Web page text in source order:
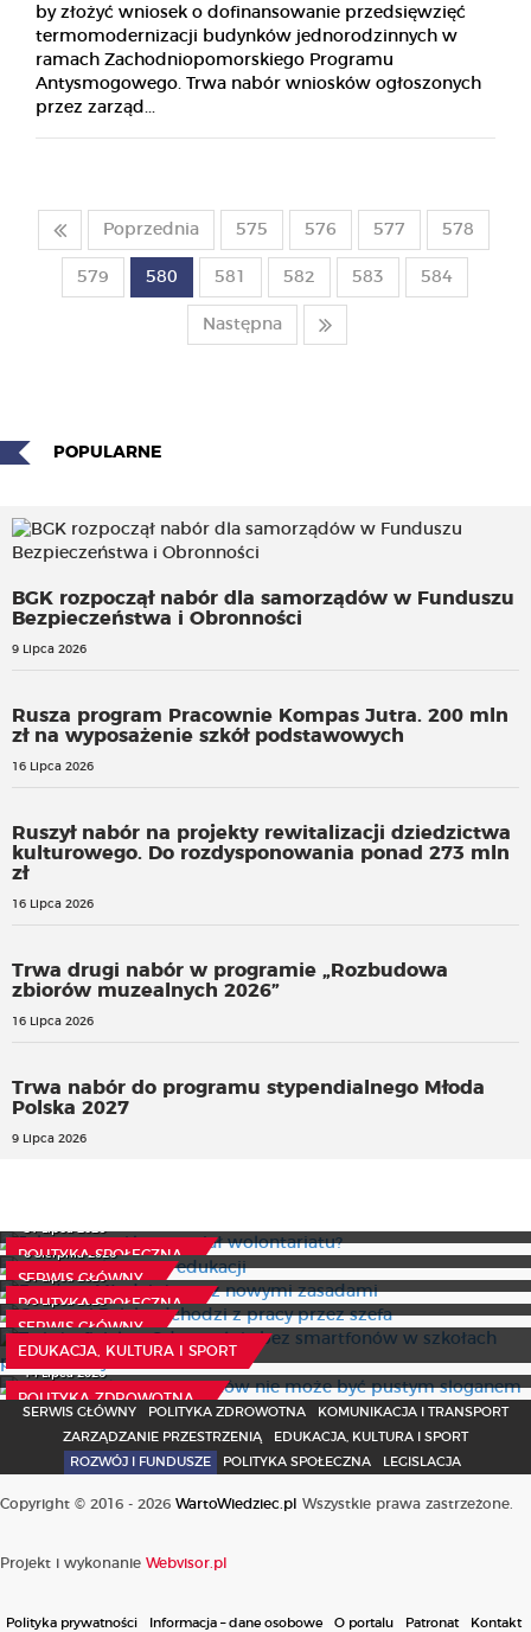
by złożyć wniosek o dofinansowanie przedsięwzięć
termomodernizacji budynków jednorodzinnych w
ramach Zachodniopomorskiego Programu
Antysmogowego. Trwa nabór wniosków ogłoszonych
przez zarząd...
Poprzednia 575 576 577 578
579 580 581 582 583 584
Następna
POPULARNE
BGK rozpoczął nabór dla samorządów w Funduszu
Bezpieczeństwa i Obronności
9 Lipca 2026
Rusza program Pracownie Kompas Jutra. 200 mln
zł na wyposażenie szkół podstawowych
16 Lipca 2026
Ruszył nabór na projekty rewitalizacji dziedzictwa
kulturowego. Do rozdysponowania ponad 273 mln
zł
16 Lipca 2026
Trwa drugi nabór w programie „Rozbudowa
zbiorów muzealnych 2026”
16 Lipca 2026
Trwa nabór do programu stypendialnego Młoda
Polska 2027
9 Lipca 2026
POLITYKA SPOŁECZNA
31 Lipca 2026
SERWIS GŁÓWNY
6 Sierpnia 2026
POLITYKA SPOŁECZNA
Fundusz Młodzieżowy z nowymi zasadami
31 Lipca 2026
SERWIS GŁÓWNY
Co trzeci Polak odchodzi z pracy przez szefa
10 Lipca 2026
EDUKACJA, KULTURA I SPORT
To już oficjalne. Od września bez smartfonów w szkołach
podstawowych
30 Lipca 2026
POLITYKA ZDROWOTNA
Bezpieczeństwo pacjentów nie może być pustym
14 Lipca 2026
SERWIS GŁÓWNY POLITYKA ZDROWOTNA
KOMUNIKACJA I TRANSPORT
ZARZĄDZANIE PRZESTRZENIĄ
EDUKACJA, KULTURA I SPORT
ROZWÓJ I FUNDUSZE
POLITYKA SPOŁECZNA LEGISLACJA
Copyright © 2016 - 2026 WartoWiedziec.pl Wszystkie prawa zastrzeżone.
Projekt i wykonanie Webvisor.pl
Polityka prywatności Informacja – dane osobowe O portalu Patronat Kontakt